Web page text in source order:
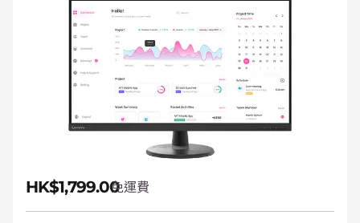
HK$1,799.00免運費